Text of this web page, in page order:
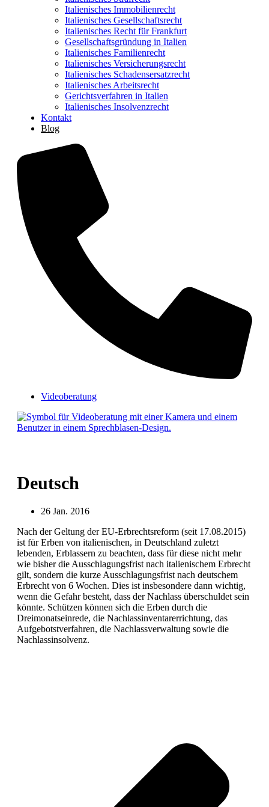
Italienisches Immobilienrecht
Italienisches Gesellschaftsrecht
Italienisches Recht für Frankfurt
Gesellschaftsgründung in Italien
Italienisches Familienrecht
Italienisches Versicherungsrecht
Italienisches Schadensersatzrecht
Italienisches Arbeitsrecht
Gerichtsverfahren in Italien
Italienisches Insolvenzrecht
Kontakt
Blog
Videoberatung
Deutsch
26 Jan. 2016
Nach der Geltung der EU-Erbrechtsreform (seit 17.08.2015)
ist für Erben von italienischen, in Deutschland zuletzt
lebenden, Erblassern zu beachten, dass für diese nicht mehr
wie bisher die Ausschlagungsfrist nach italienischem Erbrecht
gilt, sondern die kurze Ausschlagungsfrist nach deutschem
Erbrecht von 6 Wochen. Dies ist insbesondere dann wichtig,
wenn die Gefahr besteht, dass der Nachlass überschuldet sein
könnte. Schützen können sich die Erben durch die
Dreimonatseinrede, die Nachlassinventarerrichtung, das
Aufgebotstverfahren, die Nachlassverwaltung sowie die
Nachlassinsolvenz.